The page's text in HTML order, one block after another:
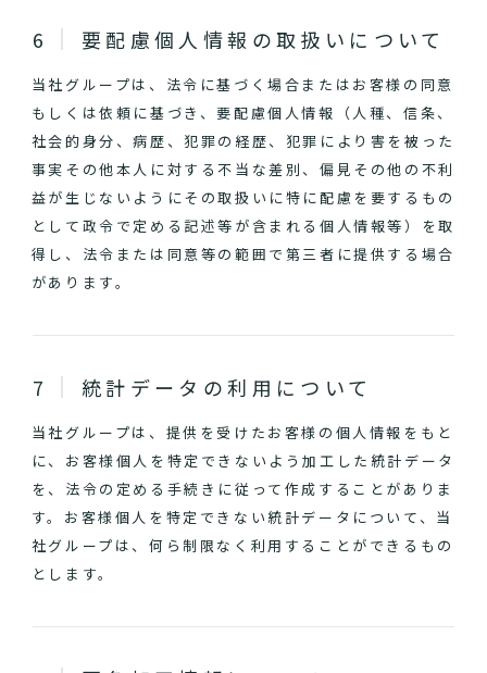
要配慮個人情報の取扱いについて
当社グループは、法令に基づく場合またはお客様の同意
もしくは依頼に基づき、要配慮個人情報（人種、信条、
社会的身分、病歴、犯罪の経歴、犯罪により害を被った
事実その他本人に対する不当な差別、偏見その他の不利
益が生じないようにその取扱いに特に配慮を要するもの
として政令で定める記述等が含まれる個人情報等）を取
得し、法令または同意等の範囲で第三者に提供する場合
があります。
統計データの利用について
当社グループは、提供を受けたお客様の個人情報をもと
に、お客様個人を特定できないよう加工した統計データ
を、法令の定める手続きに従って作成することがありま
す。お客様個人を特定できない統計データについて、当
社グループは、何ら制限なく利用することができるもの
とします。